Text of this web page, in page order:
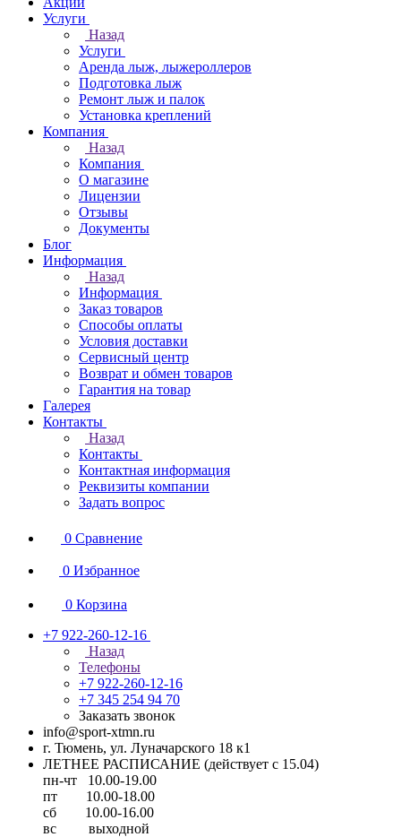
Услуги
Назад
Услуги
Аренда лыж, лыжероллеров
Подготовка лыж
Ремонт лыж и палок
Установка креплений
Компания
Назад
Компания
О магазине
Лицензии
Отзывы
Документы
Блог
Информация
Назад
Информация
Заказ товаров
Способы оплаты
Условия доставки
Сервисный центр
Возврат и обмен товаров
Гарантия на товар
Галерея
Контакты
Назад
Контакты
Контактная информация
Реквизиты компании
Задать вопрос
0 Сравнение
0 Избранное
0 Корзина
+7 922-260-12-16
Назад
Телефоны
+7 922-260-12-16
+7 345 254 94 70
Заказать звонок
info@sport-xtmn.ru
г. Тюмень, ул. Луначарского 18 к1
ЛЕТНЕЕ РАСПИСАНИЕ (действует с 15.04)
пн-чт 10.00-19.00
пт 10.00-18.00
сб 10.00-16.00
вс выходной